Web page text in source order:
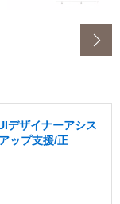
デザイナーアシス
ップ支援/正